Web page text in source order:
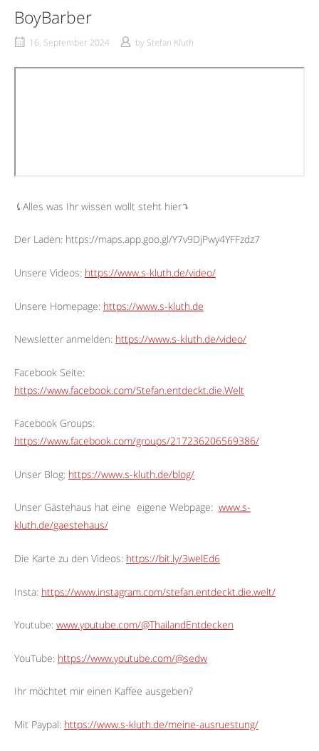
BoyBarber
16. September 2024 by Stefan Kluth
⤹Alles was Ihr wissen wollt steht hier⤵︎
Der Laden: https://maps.app.goo.gl/Y7v9DjPwy4YFFzdz7
Unsere Videos: https://www.s-kluth.de/video/
Unsere Homepage: https://www.s-kluth.de
Newsletter anmelden: https://www.s-kluth.de/video/
Facebook Seite:
https://www.facebook.com/Stefan.entdeckt.die.Welt
Facebook Groups:
https://www.facebook.com/groups/217236206569386/
Unser Blog: https://www.s-kluth.de/blog/
Unser Gästehaus hat eine eigene Webpage: www.s-
kluth.de/gaestehaus/
Die Karte zu den Videos: https://bit.ly/3welEd6
Insta: https://www.instagram.com/stefan.entdeckt.die.welt/
Youtube: www.youtube.com/@ThailandEntdecken
YouTube: https://www.youtube.com/@sedw
Ihr möchtet mir einen Kaffee ausgeben?
Mit Paypal: https://www.s-kluth.de/meine-ausruestung/